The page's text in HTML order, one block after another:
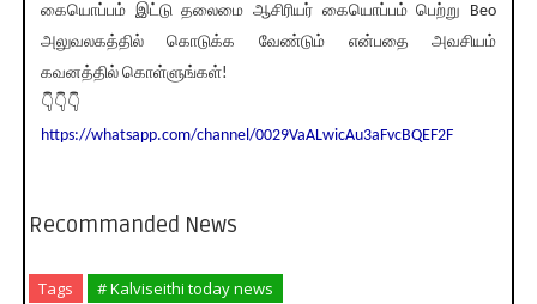
கையொப்பம் இட்டு தலைமை ஆசிரியர் கையொப்பம் பெற்று Beo
அலுவலகத்தில் கொடுக்க வேண்டும் என்பதை அவசியம்
கவனத்தில் கொள்ளுங்கள்!
👇👇👇
https://whatsapp.com/channel/0029VaALwicAu3aFvcBQEF2F
Recommanded News
Tags # Kalviseithi today news